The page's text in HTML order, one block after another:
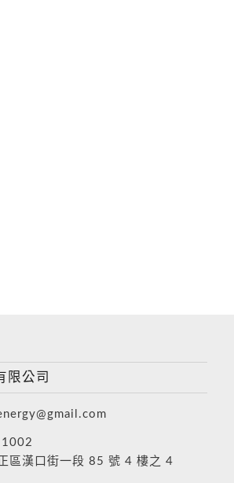
限公司
區漢口街一段 85 號 4 樓之 4